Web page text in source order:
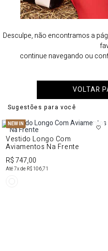
Desculpe, não encontramos a
continue navegando ou
VOLTAR
Sugestões para você
NEW IN
Vestido Longo Com
Aviamentos Na Frente
R$ 747,00
Até7x de R$ 106,71